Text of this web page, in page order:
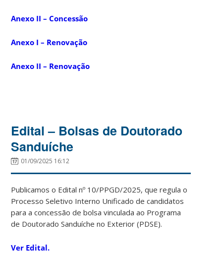
Anexo II – Concessão
Anexo I – Renovação
Anexo II – Renovação
Edital – Bolsas de Doutorado
Sanduíche
01/09/2025 16:12
Publicamos o Edital nº 10/PPGD/2025, que regula o
Processo Seletivo Interno Unificado de candidatos
paraa concessão de bolsa vinculada ao Programa
de DoutoradoSanduíche no Exterior (PDSE).
Ver Edital.